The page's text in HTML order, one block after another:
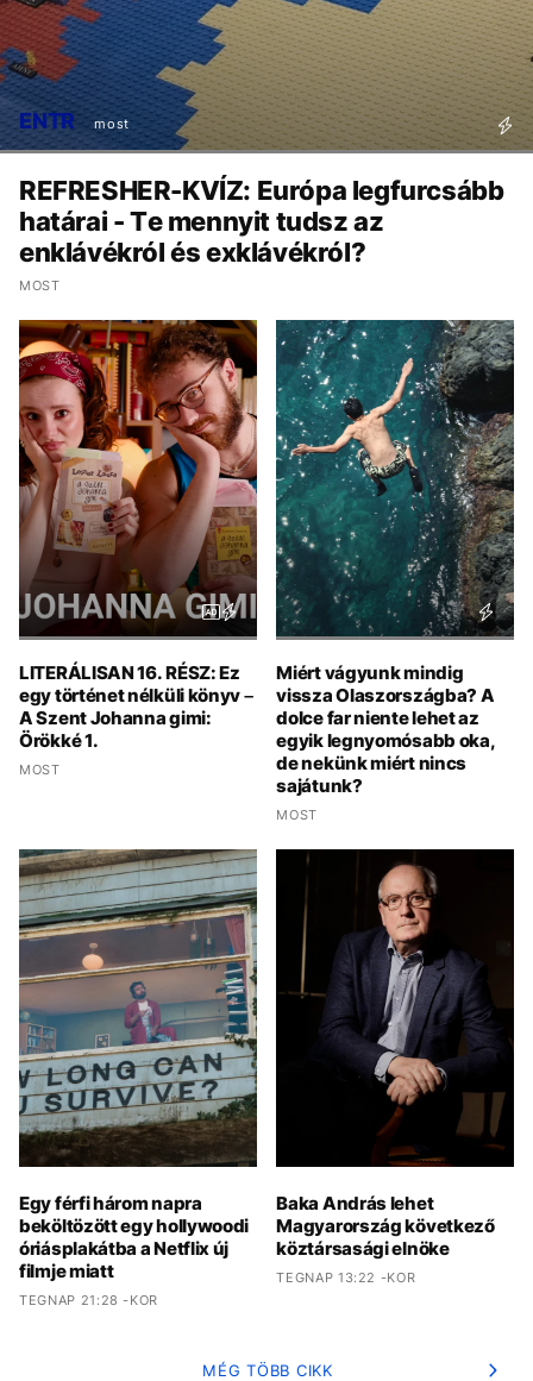
ENTR most
REFRESHER-KVÍZ: Európa legfurcsább
határai - Te mennyit tudsz az
enklávékról és exklávékról?
MOST
LITERÁLISAN 16. RÉSZ: Ez
egy történet nélküli könyv –
A Szent Johanna gimi:
Örökké 1.
MOST
Miért vágyunk mindig
vissza Olaszországba? A
dolce far niente lehet az
egyik legnyomósabb oka,
de nekünk miért nincs
sajátunk?
MOST
Egy férfi három napra
beköltözött egy hollywoodi
óriásplakátba a Netflix új
filmje miatt
TEGNAP 21:28 -KOR
Baka András lehet
Magyarország következő
köztársasági elnöke
TEGNAP 13:22 -KOR
MÉG TÖBB CIKK